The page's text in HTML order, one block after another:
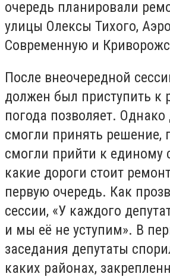
очередь планировали
улицы Олексы Тихого,
Современную и
После внеочередной
должен был приступить к
погода позволяет. Однако
смогли принять решение,
смогли прийти к единому
какие дороги стоит
первую очередь. Как
сессии, «У каждого
и мы её не уступим». В
заседания депутаты
каких районах,